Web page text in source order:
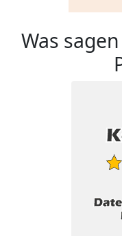
Was